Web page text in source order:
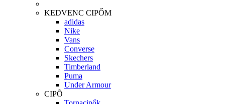
KEDVENC CIPŐM
adidas
Nike
Vans
Converse
Skechers
Timberland
Puma
Under Armour
CIPÕ